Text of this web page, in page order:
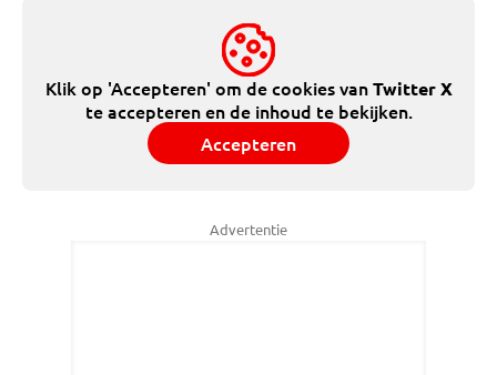
Klik op 'Accepteren' om de cookies vanTwitter X
te accepteren en de inhoud te bekijken.
Accepteren
Advertentie